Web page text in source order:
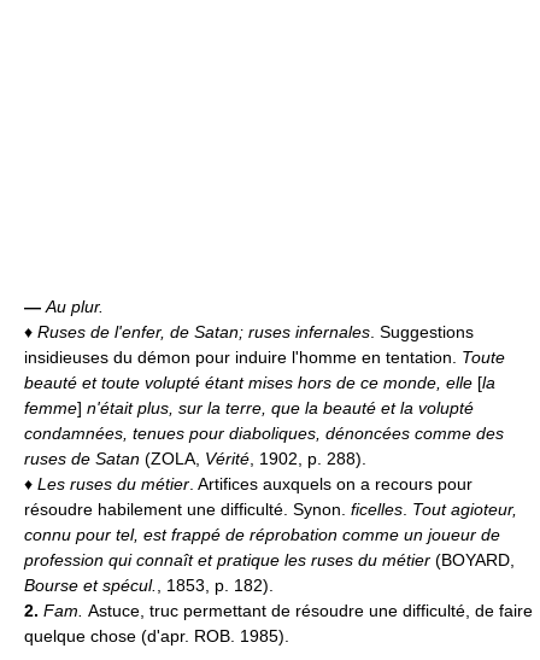
—Au plur.
♦ Ruses de l'enfer, de Satan; ruses infernales. Suggestions
insidieuses du démon pour induire l'homme en tentation. Toute
beauté et toute volupté étant mises hors de ce monde, elle [la
femme] n'était plus, sur la terre, que la beauté et la volupté
condamnées, tenues pour diaboliques, dénoncées comme des
ruses de Satan (ZOLA, Vérité, 1902, p. 288).
♦ Les ruses du métier. Artifices auxquels on a recours pour
résoudre habilement une difficulté. Synon. ficelles. Tout agioteur,
connu pour tel, est frappé de réprobation comme un joueur de
profession qui connaît et pratique les ruses du métier (BOYARD,
Bourse et spécul., 1853, p. 182).
2. Fam. Astuce, truc permettant de résoudre une difficulté, de faire
quelque chose (d'apr. ROB. 1985).